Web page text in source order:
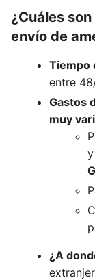
¿Cuáles
envío de a
Tiempo
entre
Gastos
muy
¿A